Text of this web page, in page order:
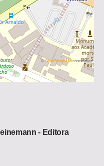
©OpenStreetMapcontributors
- Editora